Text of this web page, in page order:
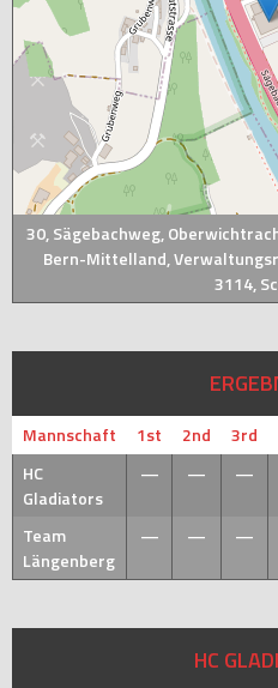
30, Sägebachweg,
Bern-Mittelland,
3114,
Mannschaft 1st 2nd 3rd
HC
Gladiators
— — —
Team
Längenberg
— — —
HC